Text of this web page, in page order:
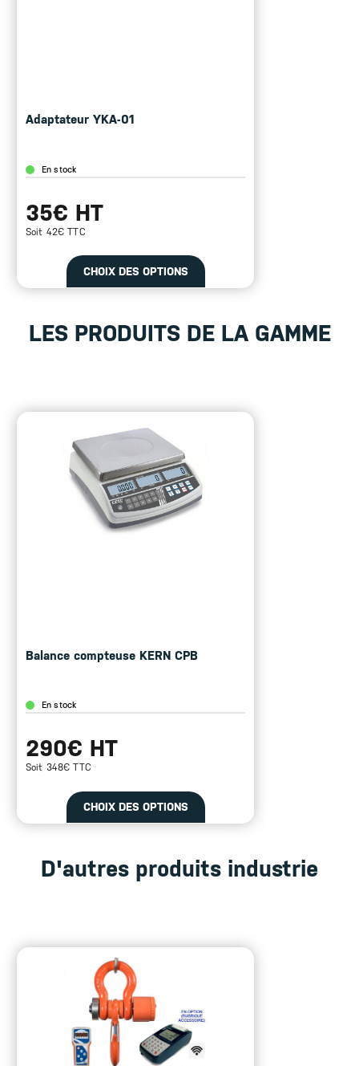
Adaptateur YKA-01
En stock
35€ HT
Soit 42€ TTC
CHOIX DES OPTIONS
LES PRODUITS DE LA GAMME
Balance compteuse KERN CPB
En stock
290€ HT
Soit 348€ TTC
CHOIX DES OPTIONS
D'autres produits industrie